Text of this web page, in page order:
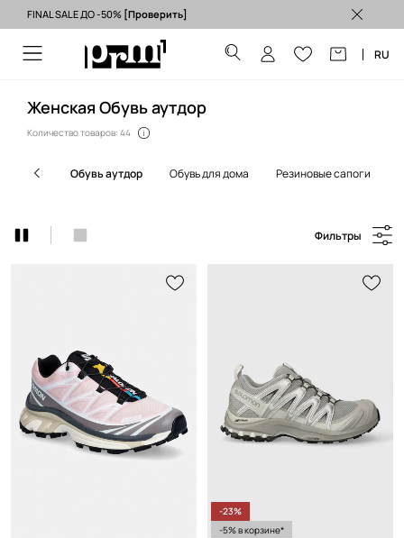
Бесплатная доставка из ЕС (от 3500 грн) >
FINAL SALE ДО -50% [Проверить]
RU
Женская Обувь аутдор
Количество товаров: 44
обувь аутдор обувь для дома резиновые сапоги
Фильтры
-23%
-5% в корзине*